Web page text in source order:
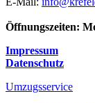
Öffnungszeiten:
Impressum
Datenschutz
Umzugsservice